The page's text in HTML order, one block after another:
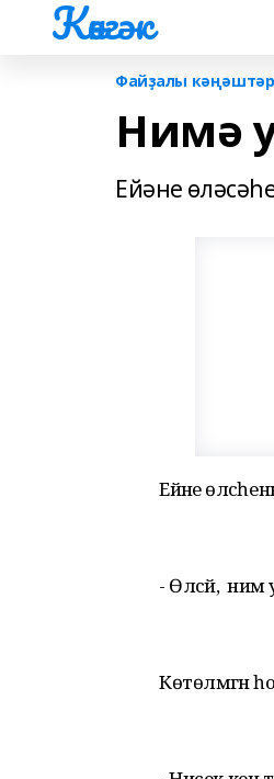
Көнгәк
Файҙалы кәңәштәр
Нимә
Ейәне
Ейәне
- Өләсәй, ә
Көтөлмәгән